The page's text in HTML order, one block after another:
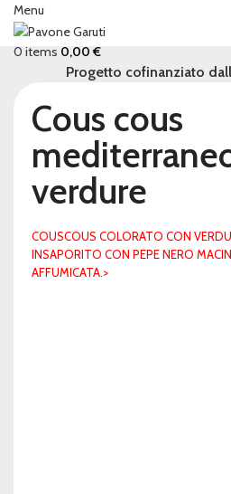
Menu
0 items 0,00€
Progetto cofinanziato
Cous cous
verdure
COUSCOUS COLORATO CON
INSAPORITO CON PEPE NERO
AFFUMICATA.>